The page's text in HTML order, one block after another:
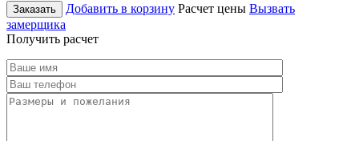
Заказать Добавить в корзину Расчет цены Вызвать
замерщика
Получить расчет